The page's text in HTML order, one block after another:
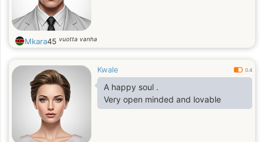
Mkara45 vuotta vanha
Kwale 0.4
A happy soul .
Very open minded and lovable